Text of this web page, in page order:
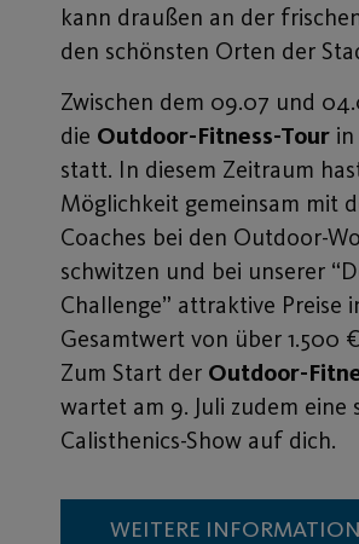
kann draußen an der
den schönsten Orten der
Zwischen dem 09.07 und
die Outdoor-Fitness-Tour
statt. In diesem Zeitraum
Möglichkeit gemeinsam mit
Coaches bei den Outdoor-
schwitzen und bei unserer
Challenge” attraktive Preise
Gesamtwert von über 1.500
Zum Start der Outdoor-
wartet am 9. Juli zudem eine
Calisthenics-Show auf dich.
WEITERE